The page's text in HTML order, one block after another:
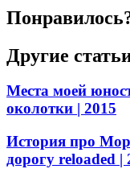
Другие
Места моей
околотки | 2015
История про
дорогу reloaded |